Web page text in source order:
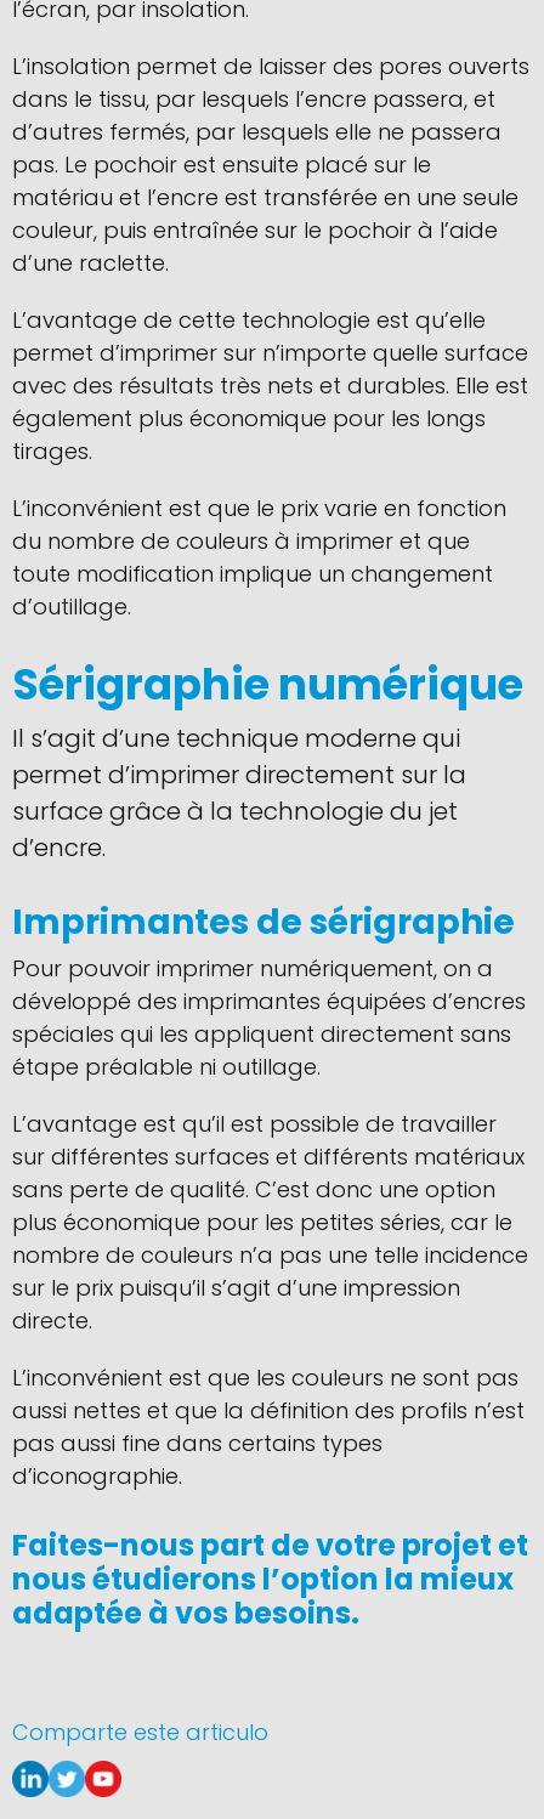
l’écran, par insolation.
L’insolation permet de laisser des pores ouverts
dans le tissu, par lesquels l’encre passera, et
d’autres fermés, par lesquels elle ne passera
pas. Le pochoir est ensuite placé sur le
matériau et l’encre est transférée en une seule
couleur, puis entraînée sur le pochoir à l’aide
d’une raclette.
L’avantage de cette technologie est qu’elle
permet d’imprimer sur n’importe quelle surface
avec des résultats très nets et durables. Elle est
également plus économique pour les longs
tirages.
L’inconvénient est que le prix varie en fonction
du nombre de couleurs à imprimer et que
toute modification implique un changement
d’outillage.
Sérigraphie numérique
Il s’agit d’une technique moderne qui
permet d’imprimer directement sur la
surface grâce à la technologie du jet
d’encre.
Imprimantes de sérigraphie
Pour pouvoir imprimer numériquement, on a
développé des imprimantes équipées d’encres
spéciales qui les appliquent directement sans
étape préalable ni outillage.
L’avantage est qu’il est possible de travailler
sur différentes surfaces et différents matériaux
sans perte de qualité. C’est donc une option
plus économique pour les petites séries, car le
nombre de couleurs n’a pas une telle incidence
sur le prix puisqu’il s’agit d’une impression
directe.
L’inconvénient est que les couleurs ne sont pas
aussi nettes et que la définition des profils n’est
pas aussi fine dans certains types
d’iconographie.
Faites-nous part de votre projet et
nous étudierons l’option la mieux
adaptée à vos besoins.
Comparte este articulo